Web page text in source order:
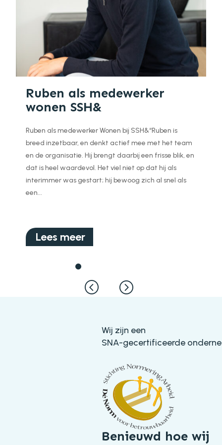
Ruben als medewerker
wonen SSH&
Ruben als medewerker Wonen bij SSH&“Ruben is
breed inzetbaar, en denkt actief mee met het team
en de organisatie. Hij brengt daarbij een frisse blik, en
dat is heel waardevol. Het viel niet op dat hij als
interimmer was gestart; hij bewoog zich al snel als
een...
Lees meer
Wij zijn een
SNA-gecertificeerde
Benieuwd hoe wij